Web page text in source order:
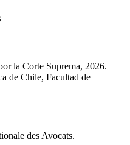
la Corte Suprema, 2026.
de Chile, Facultad de
des Avocats.